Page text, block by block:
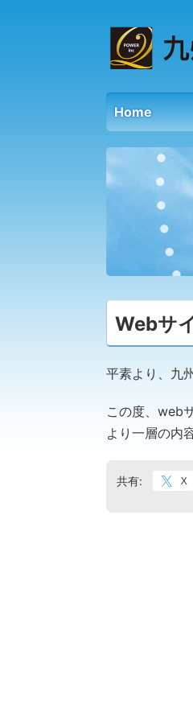
Home
Webサ
平素より、九
この度、web
より一層の内
共有: X